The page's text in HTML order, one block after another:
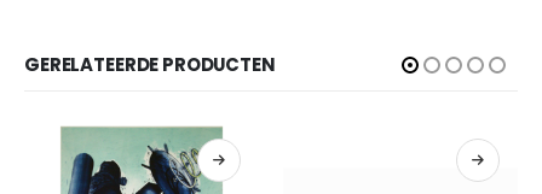
GERELATEERDE PRODUCTEN